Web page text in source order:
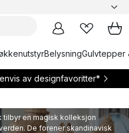
BelysningGulvtepper
av designfavoritter*
tilbyr en magisk kolleksjon
De forener skandinavisk